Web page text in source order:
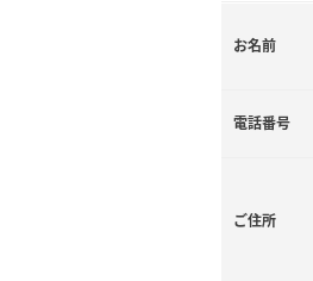
お名前
電話番号
ご住所